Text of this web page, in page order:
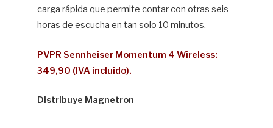
carga rápida que permite contar con otras seis
horas de escucha en tan solo 10 minutos.
PVPR Sennheiser Momentum 4 Wireless:
349,90 (IVA incluido).
Distribuye Magnetron